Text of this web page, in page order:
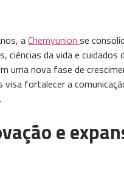
aChemyunion se
ciências da vida e
uma nova fase de
visa fortalecer a
e